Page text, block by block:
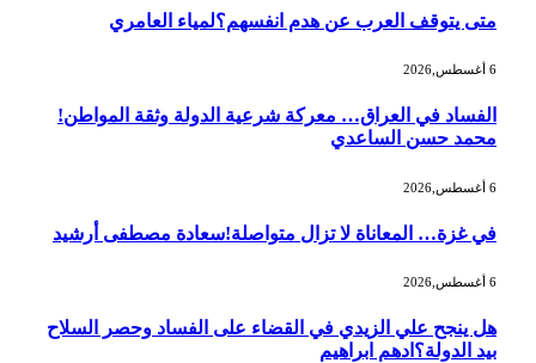
متى يتوقف العرب عن هدم انفسهم؟لمياء العامري
الفساد في العراق… معركة شرعية الدولة وثقة المواطن!
محمد حسن الساعدي
في غزة… المعاناة لا تزال متواصلة!سعادة مصطفى أرشيد
هل ينجح علي الزيدي في القضاء على الفساد وحصر السلاح
بيد الدولة؟ادهم ابراهيم